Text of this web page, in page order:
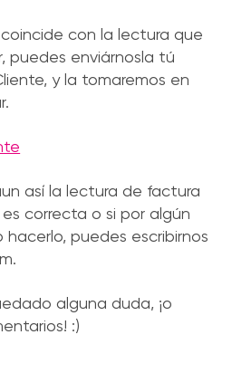
con la lectura que
puedes enviárnosla tú
y la tomaremos en
así la lectura de factura
correcta o si por algún
puedes escribirnos
alguna duda, ¡o
:)